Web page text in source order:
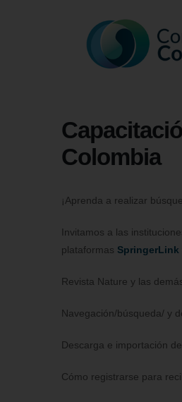
Colombia
¡Aprenda a realizar
Invitamos a las
plataformas SpringerLink
Revista Nature y las
Navegación/búsqueda/ y
Descarga e importación
Cómo registrarse para